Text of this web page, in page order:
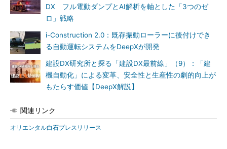
DX フル電動ダンプとAI解析を軸とした「3つのゼ
ロ」戦略
i-Construction 2.0：既存振動ローラーに後付けでき
る自動運転システムをDeepXが開発
建設DX研究所と探る「建設DX最前線」（9）：「建
機自動化」による変革、安全性と生産性の劇的向上が
もたらす価値【DeepX解説】
関連リンク
オリエンタル白石プレスリリース